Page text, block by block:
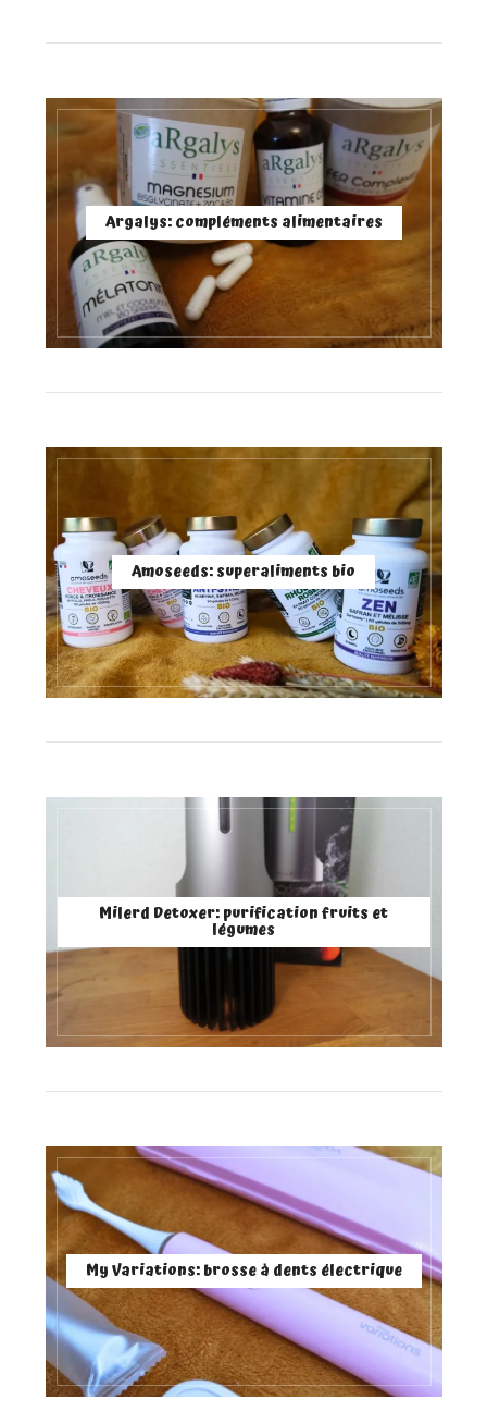
Argalys: compléments alimentaires
Amoseeds: superaliments bio
Milerd Detoxer: purification fruits et
légumes
My Variations: brosse à dents électrique